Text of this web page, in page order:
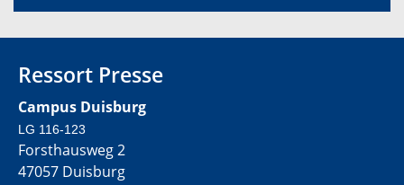
Ressort Presse
Campus Duisburg
LG 116-123
Forsthausweg 2
47057 Duisburg